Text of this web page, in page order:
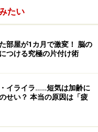
態の「ノンレム睡眠」
が1時間ほど続くと、
活動を再開します。こ
とが多く、眼球がぐらぐ
レム睡眠」の状態にな
Movement（急速な眼
味で、ノンレム睡眠は、
がない）睡眠」という意
間続いた後、再びノン
ム睡眠とレム睡眠が、
たい
部屋が1カ月で激変！ 脳の
つける究極の片付け術
イライラ……短気は加齢に
せい？ 本当の原因は「疲